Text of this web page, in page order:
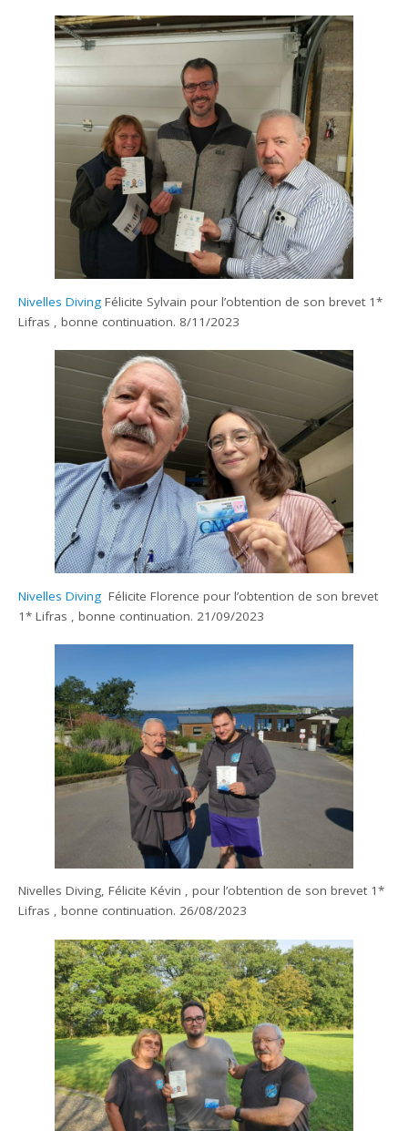
Nivelles DivingFélicite Sylvain pour l’obtention de son brevet 1*
Lifras , bonne continuation. 8/11/2023
Nivelles Diving Félicite Florence pour l’obtention de son brevet
1* Lifras , bonne continuation. 21/09/2023
Nivelles Diving, Félicite Kévin , pour l’obtention de son brevet 1*
Lifras , bonne continuation. 26/08/2023